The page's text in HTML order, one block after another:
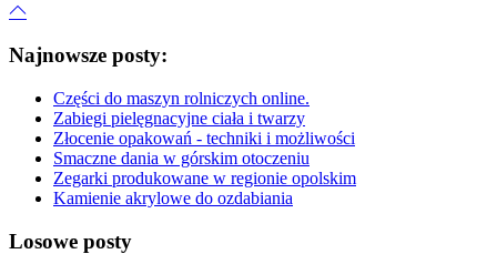
Najnowsze posty:
Części do maszyn rolniczych online.
Zabiegi pielęgnacyjne ciała i twarzy
Złocenie opakowań - techniki i możliwości
Smaczne dania w górskim otoczeniu
Zegarki produkowane w regionie opolskim
Kamienie akrylowe do ozdabiania
Losowe posty